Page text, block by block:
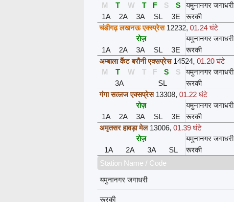
M
T W T F S S यमुनानगर जगाधरी
1A
2A 3A SL 3E रूरकी
चंडीगढ़ लखनऊ एक्स्प्रेस 12232, 01.24 घंटे
रोज़
यमुनानगर जगाधरी
1A
2A 3A SL 3E रूरकी
अम्बाला कैंट बरौनी एक्सप्रेस 14524, 01.20 घंटे
M
T W T F S S यमुनानगर जगाधरी
3A
SL रूरकी
गंगा सत्लज एक्सप्रेस 13308, 01.22 घंटे
रोज़
यमुनानगर जगाधरी
1A
2A 3A SL 3E रूरकी
अमृतसर हावड़ा मेल 13006, 01.39 घंटे
रोज़
यमुनानगर जगाधरी
1A
2A 3A SL रूरकी
Station Name / Code
यमुनानगर जगाधरी
रूरकी